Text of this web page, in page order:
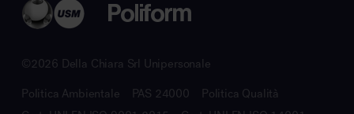
©2026 Della Chiara Srl Unipersonale
Politica Ambientale PAS 24000
Politica Qualità